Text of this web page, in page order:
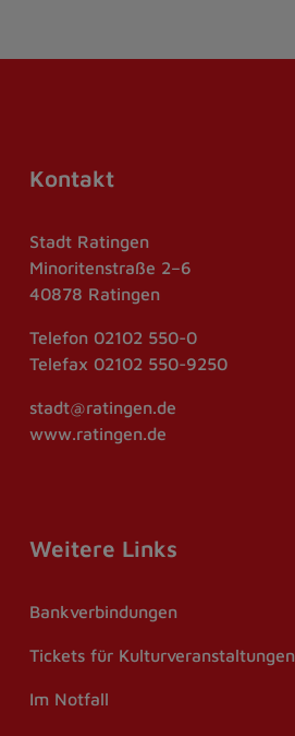
Kontakt
Stadt Ratingen
Minoritenstraße 2–6
40878 Ratingen
Telefon 02102 550-0
Telefax 02102 550-9250
stadt@ratingen.de
www.ratingen.de
Weitere Links
Bankverbindungen
Tickets für Kulturveranstaltungen
Im Notfall